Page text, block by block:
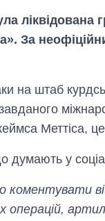
ліквідована
За
на штаб
Меттіса,
думають у
операцій,